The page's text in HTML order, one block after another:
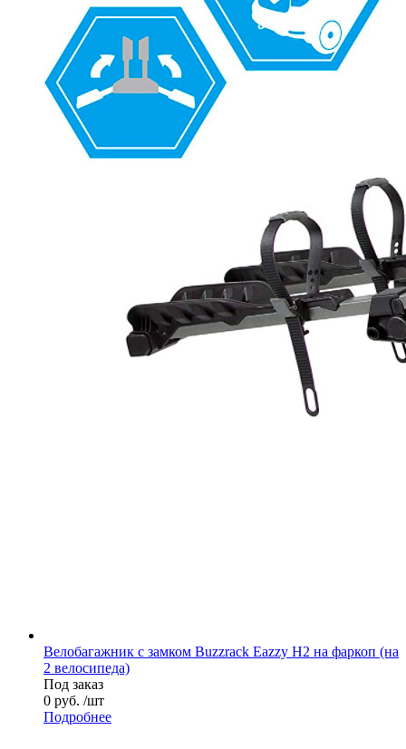
Велобагажник с замком Buzzrack Eazzy H2 на фаркоп (на
2 велосипеда)
Под заказ
0 руб. /шт
Подробнее